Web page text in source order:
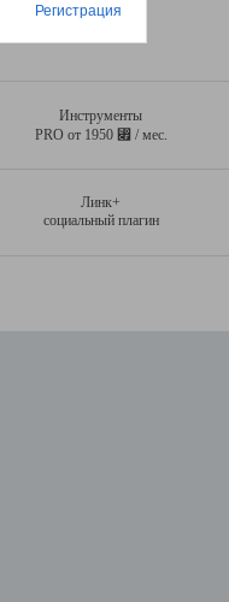
Инструменты
PRO от 1950 ⃏ / мес.
Линк+
социальный плагин
Регистрация